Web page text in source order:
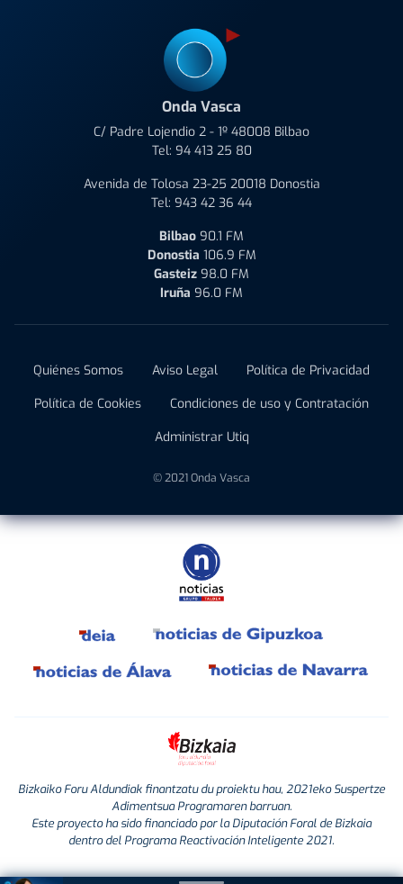
Onda Vasca
C/ Padre Lojendio 2 - 1º 48008 Bilbao
Tel: 94 413 25 80
Avenida de Tolosa 23-25 20018 Donostia
Tel: 943 42 36 44
Bilbao 90.1 FM
Donostia 106.9 FM
Gasteiz 98.0 FM
Iruña 96.0 FM
Quiénes Somos Aviso Legal
Política de Privacidad
Política de Cookies
Condiciones de uso y Contratación
Administrar Utiq
© 2021 Onda Vasca
Bizkaiko Foru Aldundiak finantzatu du proiektu hau, 2021eko Suspertze
Adimentsua Programaren barruan.
Este proyecto ha sido financiado por la Diputación Foral de Bizkaia
dentro del Programa Reactivación Inteligente 2021.